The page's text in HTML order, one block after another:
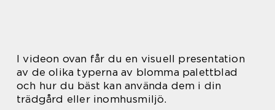
I videon ovan får du en visuell presentation
av de olika typerna av blomma palettblad
och hur du bäst kan använda dem i din
trädgård eller inomhusmiljö.